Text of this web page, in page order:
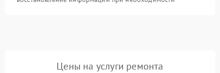
Цены на услуги ремонта